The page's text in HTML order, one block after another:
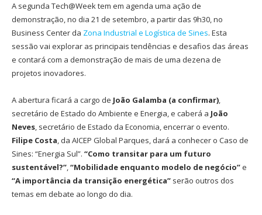
A segunda Tech@Week tem em agenda uma ação de
demonstração, no dia 21 de setembro, a partir das 9h30, no
Business Center da Zona Industrial e Logística de Sines. Esta
sessão vai explorar as principais tendências e desafios das áreas
e contará com a demonstração de mais de uma dezena de
projetos inovadores.
A abertura ficará a cargo de João Galamba (a confirmar),
secretário de Estado do Ambiente e Energia, e caberá a João
Neves, secretário de Estado da Economia, encerrar o evento.
Filipe Costa, da AICEP Global Parques, dará a conhecer o Caso de
Sines: “Energia Sul”. “Como transitar para um futuro
sustentável?”,“Mobilidade enquanto modelo de negócio”e
“A importância da transição energética” serão outros dos
temas em debate ao longo do dia.